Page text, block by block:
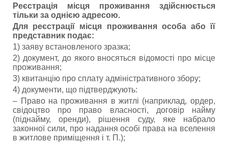
Реєстрація місця проживання здійснюється
тільки за однією адресою.
Для реєстрації місця проживання особа або її
представник подає:
1) заяву встановленого зразка;
2) документ, до якого вносяться відомості про місце
проживання;
3) квитанцію про сплату адміністративного збору;
4) документи, що підтверджують:
– Право на проживання в житлі (наприклад, ордер,
свідоцтво про право власності, договір найму
(піднайму, оренди), рішення суду, яке набрало
законної сили, про надання особі права на вселення
в житлове приміщення і т. П.);